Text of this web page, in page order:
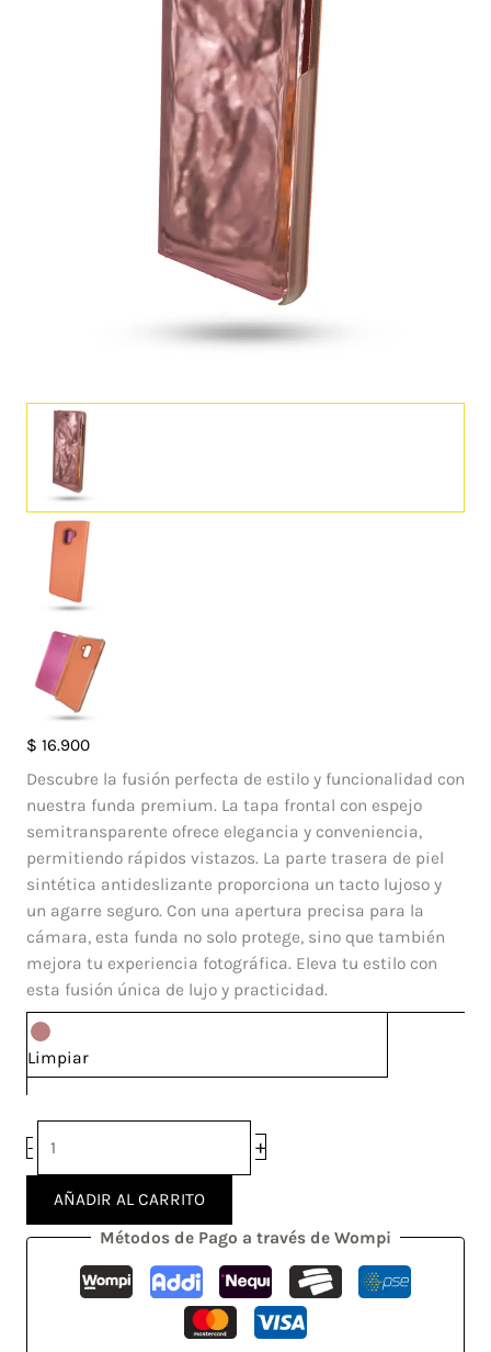
$ 16.900
Descubre la fusión perfecta de estilo y funcionalidad con
nuestra funda premium. La tapa frontal con espejo
semitransparente ofrece elegancia y conveniencia,
permitiendo rápidos vistazos. La parte trasera de piel
sintética antideslizante proporciona un tacto lujoso y
un agarre seguro. Con una apertura precisa para la
cámara, esta funda no solo protege, sino que también
mejora tu experiencia fotográfica. Eleva tu estilo con
esta fusión única de lujo y practicidad.
Limpiar
-
Case
Cover
Samsung
Galaxy
A8
cantidad
+
AÑADIR AL CARRITO
Métodos de Pago a través de Wompi